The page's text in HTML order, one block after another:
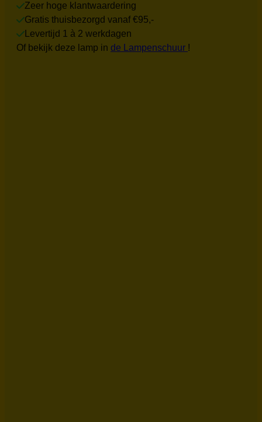
Zeer hoge klantwaardering
Gratis thuisbezorgd vanaf €95,-
Levertijd 1 à 2 werkdagen
Of bekijk deze lamp in de Lampenschuur !